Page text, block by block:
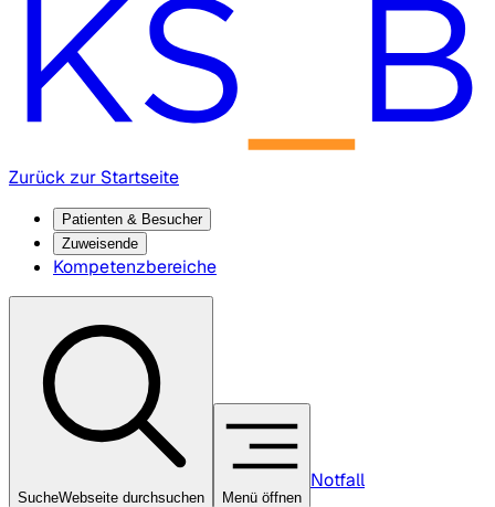
Zurück zur Startseite
Patienten & Besucher
Zuweisende
Kompetenzbereiche
SucheWebseite durchsuchen Menü öffnen
Notfall